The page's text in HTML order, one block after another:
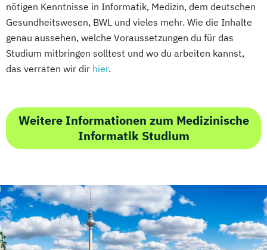
nötigen Kenntnisse in Informatik, Medizin, dem deutschen
Gesundheitswesen, BWL und vieles mehr. Wie die Inhalte
genau aussehen, welche Voraussetzungen du für das
Studium mitbringen solltest und wo du arbeiten kannst,
das verraten wir dir hier.
Weitere Informationen zum Medizinische
Informatik Studium